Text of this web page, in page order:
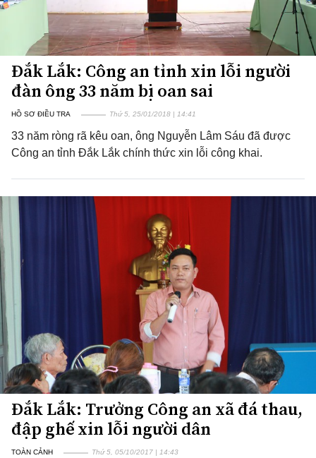
Đắk Lắk: Công an tỉnh xin lỗi người
đàn ông 33 năm bị oan sai
HỒ SƠ ĐIỀU TRA Thứ 5, 25/01/2018 | 14:41
33 năm ròng rã kêu oan, ông Nguyễn Lâm Sáu đã được
Công an tỉnh Đắk Lắk chính thức xin lỗi công khai.
Đắk Lắk: Trưởng Công an xã đá thau,
đập ghế xin lỗi người dân
TOÀN CẢNH Thứ 5, 05/10/2017 | 14:43